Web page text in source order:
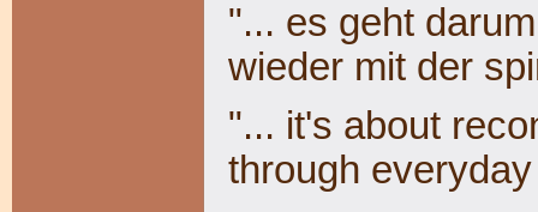
"... es geht
wieder mit der
"... it's about
through